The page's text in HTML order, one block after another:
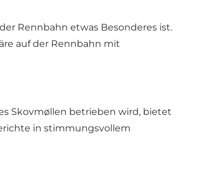
Rennbahn etwas Besonderes ist.
auf der Rennbahn mit
Skovmøllen betrieben wird, bietet
in stimmungsvollem